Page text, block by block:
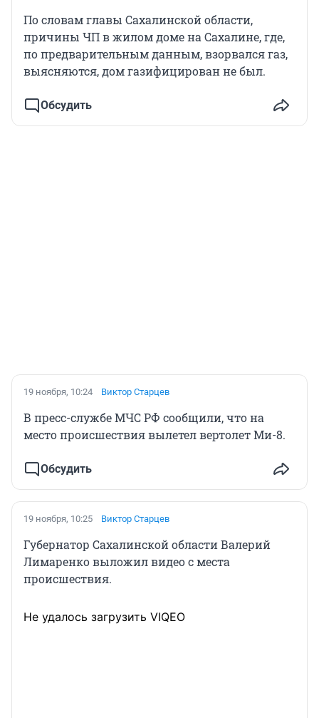
По словам главы Сахалинской области,
причины ЧП в жилом доме на Сахалине, где,
по предварительным данным, взорвался газ,
выясняются, дом газифицирован не был.
Обсудить
19 ноября, 10:24 Виктор Старцев
В пресс-службе МЧС РФ сообщили, что на
место происшествия вылетел вертолет Ми-8.
Обсудить
19 ноября, 10:25 Виктор Старцев
Губернатор Сахалинской области Валерий
Лимаренко выложил видео с места
происшествия.
Не удалось загрузить VIQEO